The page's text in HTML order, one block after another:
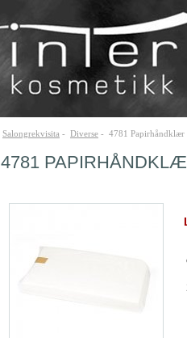
Salongrekvisita - Diverse - 4781 Papirhåndklær
4781